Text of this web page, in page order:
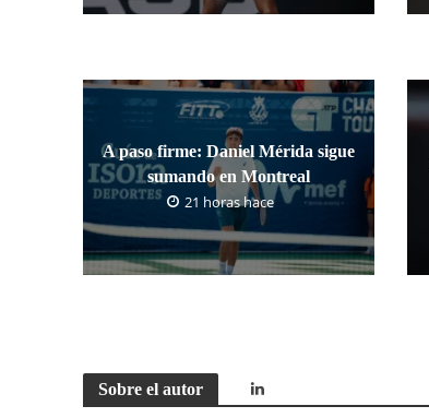
A paso firme: Daniel Mérida sigue
sumando en Montreal
21 horas hace
Sobre el autor